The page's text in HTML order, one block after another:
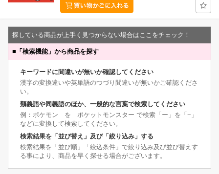
探している商品が上手く見つからない場合はここをチェック！
■ 「検索機能」から商品を探す
キーワードに間違いが無いか確認してください
漢字の変換違いや英単語のつづり間違いが無いかご確認くださ
い。
類義語や同義語のほか、一般的な言葉で検索してください
例：ポケモン を ポケットモンスター で検索「ー」を「−」
などに変換して検索してください。
検索結果を「並び替え」及び「絞り込み」する
検索結果を「並び順」「絞込条件」で絞り込み及び並び替えす
る事により、商品を早く探せる場合がございます。